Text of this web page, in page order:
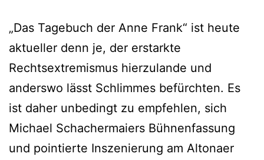
„Das Tagebuch der Anne Frank“ ist heute
aktueller denn je, der erstarkte
Rechtsextremismus hierzulande und
anderswo lässt Schlimmes befürchten. Es
ist daher unbedingt zu empfehlen, sich
Michael Schachermaiers Bühnenfassung
und pointierte Inszenierung am Altonaer